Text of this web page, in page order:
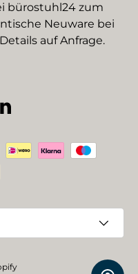
bürostuhl24 zum
Neuware bei
auf Anfrage.
LinkedIn